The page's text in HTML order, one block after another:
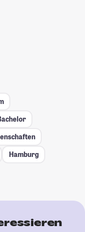
Hamburg